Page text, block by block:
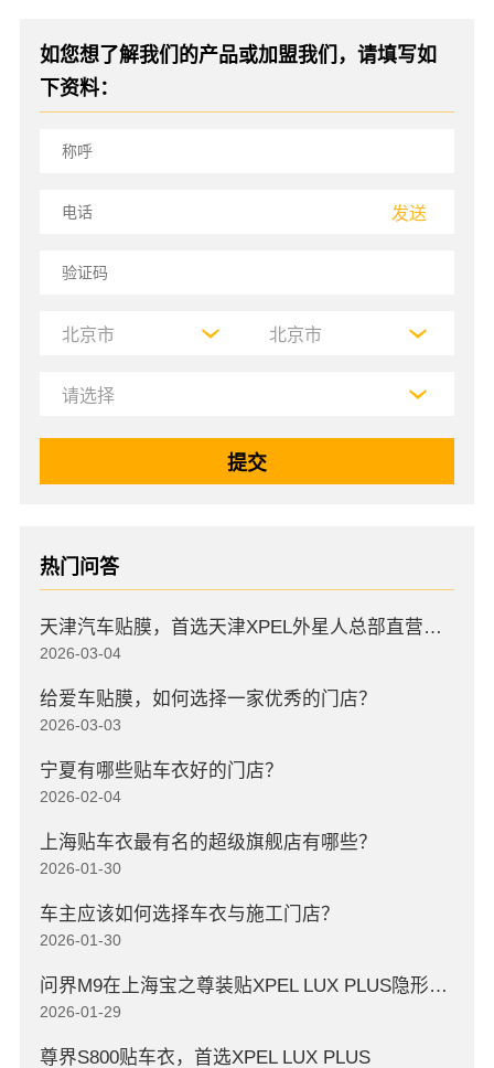
如您想了解我们的产品或加盟我们，请填写如
下资料：
发送
热门问答
天津汽车贴膜，首选天津XPEL外星人总部直营店，高口碑店
2026-03-04
给爱车贴膜，如何选择一家优秀的门店？
2026-03-03
宁夏有哪些贴车衣好的门店？
2026-02-04
上海贴车衣最有名的超级旗舰店有哪些？
2026-01-30
车主应该如何选择车衣与施工门店？
2026-01-30
问界M9在上海宝之尊装贴XPEL LUX PLUS隐形车衣
2026-01-29
尊界S800贴车衣，首选XPEL LUX PLUS